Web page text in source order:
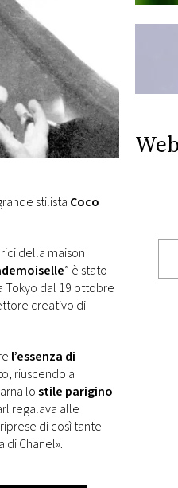
stilista Coco
della maison
” è stato
Tokyo dal 19 ottobre
creativo di
l’essenza di
riuscendo a
lostile parigino
regalava alle
di così tante
Chanel».